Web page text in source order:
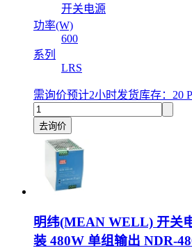
开关电源
功率(W)
600
系列
LRS
需询价预计2小时发货库存：20
去询价
明纬(MEAN WELL) 开关
装 480W 单组输出 NDR-